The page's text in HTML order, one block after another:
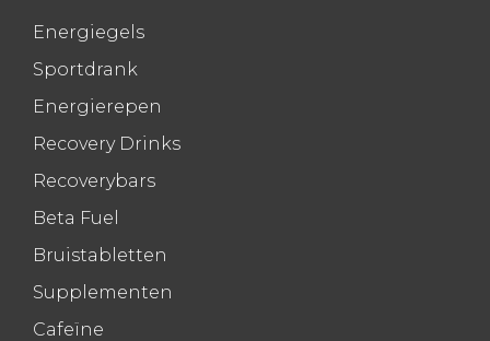
Energiegels
Sportdrank
Energierepen
Recovery Drinks
Recoverybars
Beta Fuel
Bruistabletten
Supplementen
Cafeïne